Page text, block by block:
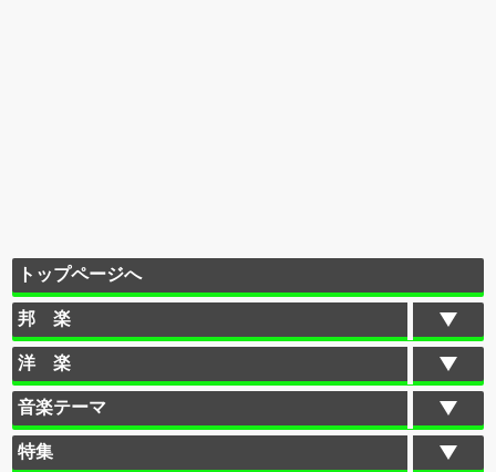
トップページへ
邦 楽
洋 楽
音楽テーマ
特集